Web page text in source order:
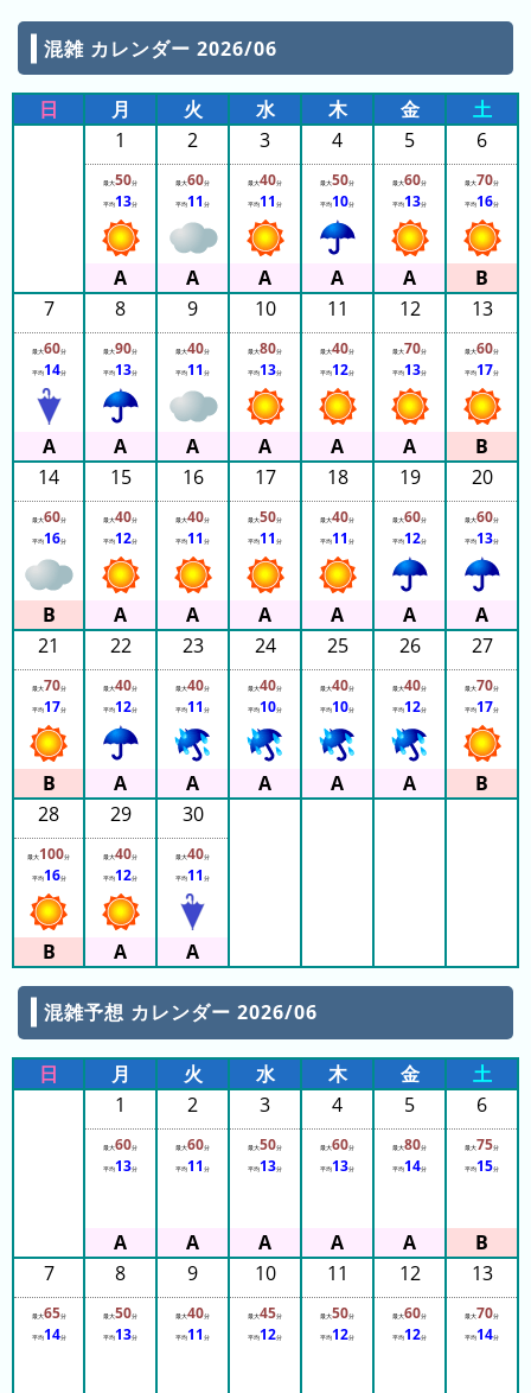
ス
テ
ン
混雑 カレンダー 2026/06
日 月 火 水 木 金
土
1
最大50分
平均13分
2
最大60分
平均11 分
3
最大40分
平均11 分
4
最大50分
平均10分
5
最大60分
平均13分
6
最大70分
平均16分
7
最大60分
平均14分
8
最大90分
平均13分
9
最大40分
平均11 分
10
最大80分
平均13分
11
最大40分
平均12分
12
最大70分
平均13分
13
最大60分
平均17分
14
最大60分
平均16分
15
最大40分
平均12分
16
最大40分
平均11 分
17
最大50分
平均11 分
18
最大40分
平均11 分
19
最大60分
平均12分
20
最大60分
平均13分
21
最大70分
平均17分
22
最大40分
平均12分
23
最大40分
平均11 分
24
最大40分
平均10分
25
最大40分
平均10分
26
最大40分
平均12分
27
最大70分
平均17分
28
最大100分
平均16分
29
最大40分
平均12分
30
最大40分
平均11 分
混雑予想 カレンダー 2026/06
日 月 火 水 木 金
土
1
最大60分
平均13分
2
最大60分
平均11 分
3
最大50分
平均13分
4
最大60分
平均13分
5
最大80分
平均14分
6
最大75分
平均15分
7
最大65分
平均14分
8
最大50分
平均13分
9
最大40分
平均11 分
10
最大45分
平均12分
11
最大50分
平均12分
12
最大60分
平均12分
13
最大70分
平均14分